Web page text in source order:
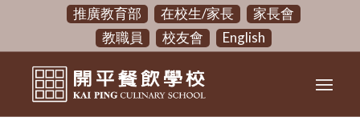
推廣教育部 在校生/家長
家長會
教職員
校友會 English